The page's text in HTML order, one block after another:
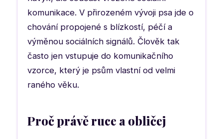
komunikace. V přirozeném vývoji psa jde o
chování propojené s blízkostí, péčí a
výměnou sociálních signálů. Člověk tak
často jen vstupuje do komunikačního
vzorce, který je psům vlastní od velmi
raného věku.
Proč právě ruce a obličej